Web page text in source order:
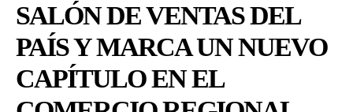
SALÓN DE VENTAS DEL
PAÍS Y MARCA UN NUEVO
CAPÍTULO EN EL